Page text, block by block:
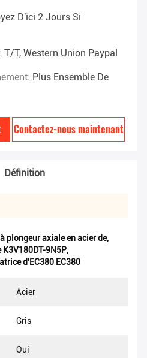
D'ici 2 Jours Si
T/T, Western Union Paypal
Plus Ensemble De
Contactez-nous maintenant
Définition
plongeur axiale en acier de,
K3V180DT-9N5P,
d'EC380 EC380
Acier
Gris
Oui